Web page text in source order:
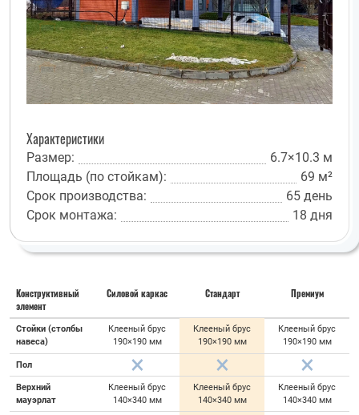
Характеристики
Размер:
6.7×10.3 м
Площадь (по стойкам):
69 м²
Срок производства:
65 день
Срок монтажа:
18 дня
Конструктивный
элемент
Силовой каркас Стандарт Премиум
Стойки (столбы
навеса)
Клееный брус
190×190 мм
Клееный брус
190×190 мм
Клееный брус
190×190 мм
Пол
Верхний
мауэрлат
Клееный брус
140×340 мм
Клееный брус
140×340 мм
Клееный брус
140×340 мм